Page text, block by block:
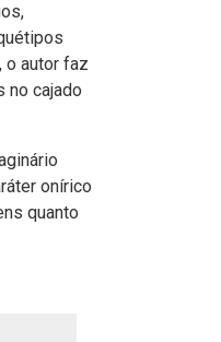
o autor faz
no cajado
onírico
quanto